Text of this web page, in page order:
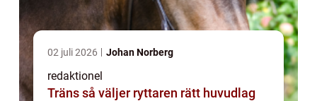
02 juli 2026 Johan Norberg
redaktionel
Träns så väljer ryttaren rätt huvudlag